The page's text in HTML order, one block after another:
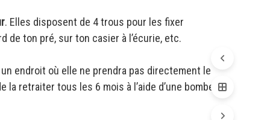
. Elles disposent de 4 trous pour les fixer
de ton pré, sur ton casier à l’écurie, etc.
endroit où elle ne prendra pas directement le
retraiter tous les 6 mois à l’aide d’une bombe de